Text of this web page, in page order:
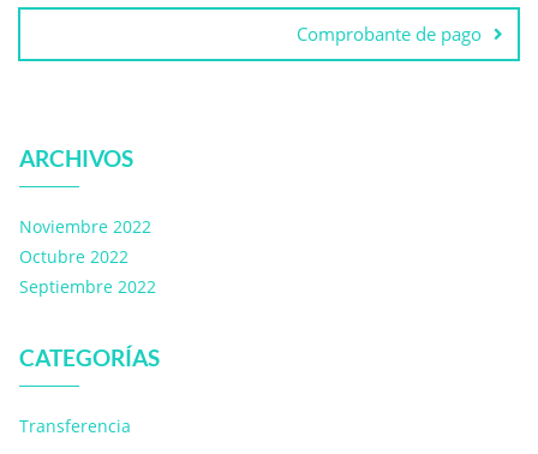
Comprobante de pago
ARCHIVOS
Noviembre 2022
Octubre 2022
Septiembre 2022
CATEGORÍAS
Transferencia